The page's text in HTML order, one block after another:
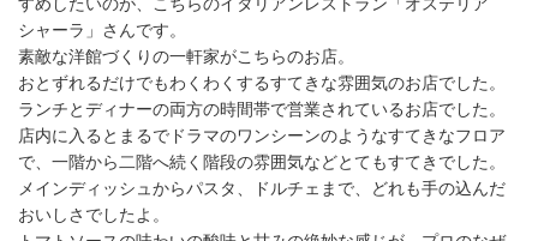
シャーラ」さんです。
素敵な洋館づくりの一軒家がこちらのお店。
おとずれるだけでもわくわくするすてきな雰囲気のお店でした。
ランチとディナーの両方の時間帯で営業されているお店でした。
店内に入るとまるでドラマのワンシーンのようなすてきなフロア
で、一階から二階へ続く階段の雰囲気などとてもすてきでした。
メインディッシュからパスタ、ドルチェまで、どれも手の込んだ
おいしさでしたよ。